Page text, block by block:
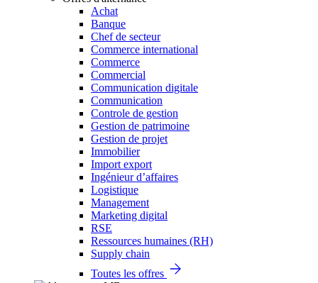
Achat
Banque
Chef de secteur
Commerce international
Commerce
Commercial
Communication digitale
Communication
Controle de gestion
Gestion de patrimoine
Gestion de projet
Immobilier
Import export
Ingénieur d’affaires
Logistique
Management
Marketing digital
RSE
Ressources humaines (RH)
Supply chain
Toutes les offres